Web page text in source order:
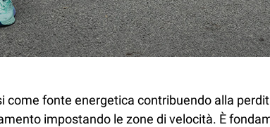
come fonte energetica contribuendo alla
impostando le zone di velocità. È